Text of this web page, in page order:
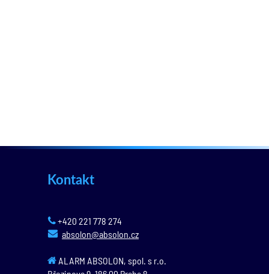
Kontakt
+420 221 778 274
absolon@absolon.cz
ALARM ABSOLON, spol. s r.o.